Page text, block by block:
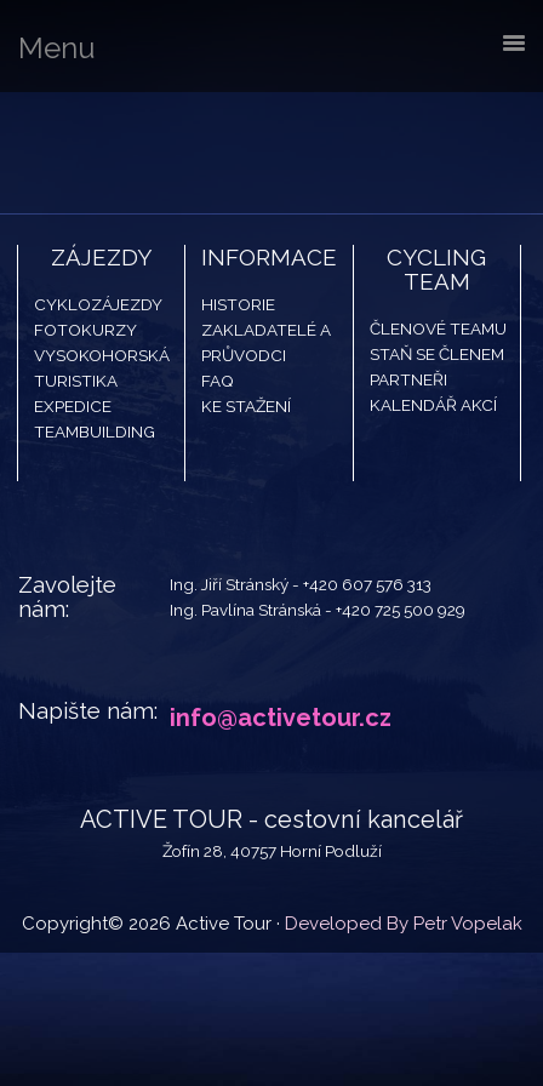
Menu
ZÁJEZDY
CYKLOZÁJEZDY
FOTOKURZY
VYSOKOHORSKÁ
TURISTIKA
EXPEDICE
TEAMBUILDING
INFORMACE
HISTORIE
ZAKLADATELÉ A
PRŮVODCI
FAQ
KE STAŽENÍ
CYCLING
TEAM
ČLENOVÉ TEAMU
STAŇ SE ČLENEM
PARTNEŘI
KALENDÁŘ AKCÍ
Zavolejte
nám:
Ing. Jiří Stránský -+420 607 576 313
Ing. Pavlína Stránská -+420 725 500 929
Napište nám: info@activetour.cz
ACTIVE TOUR - cestovní kancelář
Žofín 28, 40757 Horní Podluží
Copyright© 2026 Active Tour · Developed By Petr Vopelak